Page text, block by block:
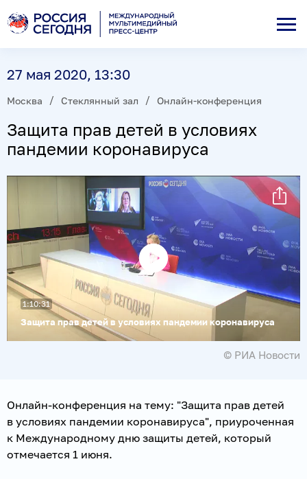
27 мая 2020, 13:30
Москва Стеклянный зал Онлайн-конференция
Защита прав детей в условиях
пандемии коронавируса
видео
Защита прав детей в условиях пандемии коронавируса
1:10:31
© РИА Новости
Онлайн-конференция на тему: "Защита прав детей
в условиях пандемии коронавируса", приуроченная
к Международному дню защиты детей, который
отмечается 1 июня.